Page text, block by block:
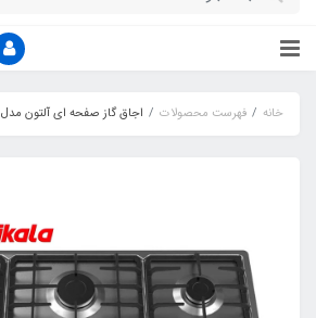
خانه فهرست محصولات اجاق گاز صفحه ای آلتون مدل S601